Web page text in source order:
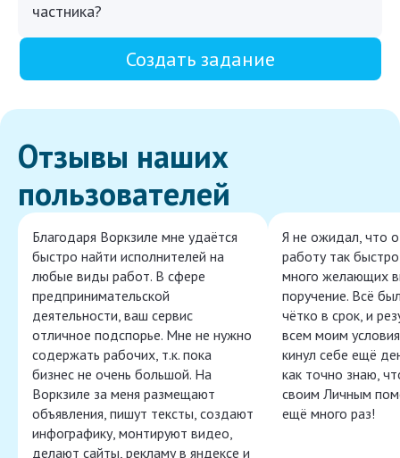
частника?
Создать задание
Отзывы наших
пользователей
Благодаря Воркзиле мне удаётся
быстро найти исполнителей на
любые виды работ. В сфере
предпринимательской
деятельности, ваш сервис
отличное подспорье. Мне не нужно
содержать рабочих, т.к. пока
бизнес не очень большой. На
Воркзиле за меня размещают
объявления, пишут тексты, создают
инфографику, монтируют видео,
делают сайты, рекламу в яндексе и
Я не ожидал, что
работу так
много желающих
поручение. Всё
чётко в срок, и
всем моим
кинул себе ещё
как точно знаю,
своим Личным
ещё много раз!